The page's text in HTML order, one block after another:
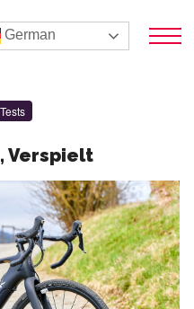
German
Tests
Verspielt